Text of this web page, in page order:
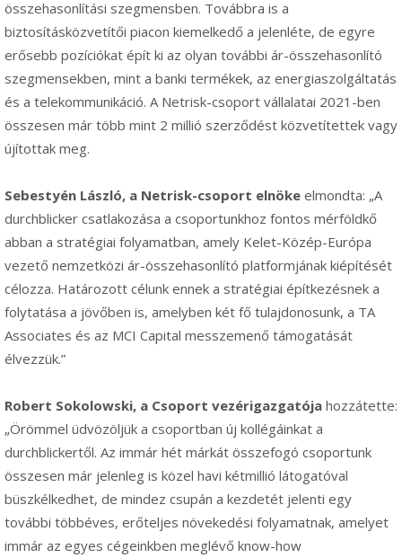
összehasonlítási szegmensben. Továbbra is a
biztosításközvetítői piacon kiemelkedő a jelenléte, de egyre
erősebb pozíciókat épít ki az olyan további ár-összehasonlító
szegmensekben, mint a banki termékek, az energiaszolgáltatás
és a telekommunikáció. A Netrisk-csoport vállalatai 2021-ben
összesen már több mint 2 millió szerződést közvetítettek vagy
újítottak meg.
Sebestyén László, a Netrisk-csoport elnöke elmondta: „A
durchblicker csatlakozása a csoportunkhoz fontos mérföldkő
abban a stratégiai folyamatban, amely Kelet-Közép-Európa
vezető nemzetközi ár-összehasonlító platformjának kiépítését
célozza. Határozott célunk ennek a stratégiai építkezésnek a
folytatása a jövőben is, amelyben két fő tulajdonosunk, a TA
Associates és az MCI Capital messzemenő támogatását
élvezzük.”
Robert Sokolowski, a Csoport vezérigazgatója hozzátette:
„Örömmel üdvözöljük a csoportban új kollégáinkat a
durchblickertől. Az immár hét márkát összefogó csoportunk
összesen már jelenleg is közel havi kétmillió látogatóval
büszkélkedhet, de mindez csupán a kezdetét jelenti egy
további többéves, erőteljes növekedési folyamatnak, amelyet
immár az egyes cégeinkben meglévő know-how